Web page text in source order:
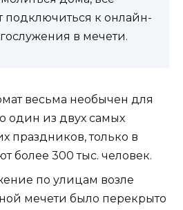
к онлайн-
в мечети.
весьма необычен для
один из двух самых
праздников, только в
более 300 тыс. человек.
по улицам возле
мечети было перекрыто